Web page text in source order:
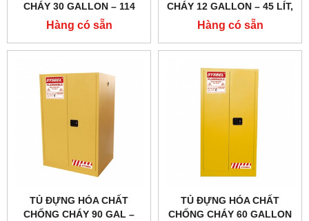
CHÁY 30 GALLON – 114
LÍT, CỬA TỰ ĐÓNG,HÃNG
SYSBEL MODEL:
WA810301R
Hàng có sẵn
CHÁY 12 GALLON – 45 LÍT,
CỬA TỰ ĐÓNG,HÃNG
SYSBEL MODEL:
WA810121R
Hàng có sẵn
TỦ ĐỰNG HÓA CHẤT
CHỐNG CHÁY 90 GAL –
TỦ ĐỰNG HÓA CHẤT
CHỐNG CHÁY 60 GALLON